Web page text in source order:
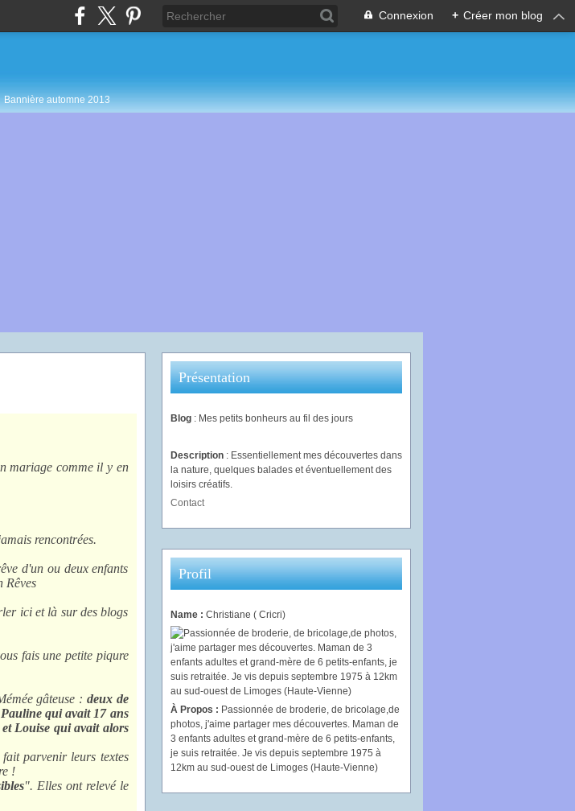
Connexion + Créer mon blog
mariage comme il y en
rencontrées.
d'un ou deux enfants
Rêves
ici et là sur des blogs
fais une petite piqure
gâteuse : deux de
qui avait 17 ans
Louise qui avait alors
parvenir leurs textes
!
". Elles ont relevé le
Présentation
Blog : Mes petits bonheurs au fil des jours
Description : Essentiellement mes découvertes dans
la nature, quelques balades et éventuellement des
loisirs créatifs.
Contact
Profil
Name : Christiane ( Cricri)
À Propos : Passionnée de broderie, de bricolage,de
photos, j'aime partager mes découvertes. Maman de
3 enfants adultes et grand-mère de 6 petits-enfants,
je suis retraitée. Je vis depuis septembre 1975 à
12km au sud-ouest de Limoges (Haute-Vienne)